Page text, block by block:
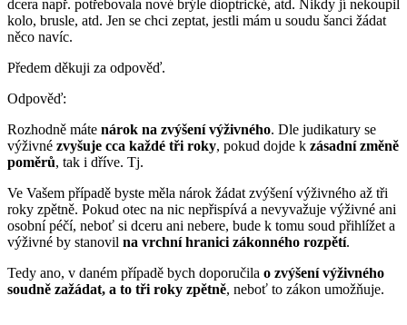
dcera např. potřebovala nové brýle dioptrické, atd. Nikdy jí nekoupil
kolo, brusle, atd. Jen se chci zeptat, jestli mám u soudu šanci žádat
něco navíc.
Předem děkuji za odpověď.
Odpověď:
Rozhodně máte nárok na zvýšení výživného. Dle judikatury se
výživné zvyšuje cca každé tři roky, pokud dojde k zásadní změně
poměrů, tak i dříve. Tj.
Ve Vašem případě byste měla nárok žádat zvýšení výživného až tři
roky zpětně. Pokud otec na nic nepřispívá a nevyvažuje výživné ani
osobní péčí, neboť si dceru ani nebere, bude k tomu soud přihlížet a
výživné by stanovil na vrchní hranici zákonného rozpětí.
Tedy ano, v daném případě bych doporučila o zvýšení výživného
soudně zažádat, a to tři roky zpětně, neboť to zákon umožňuje.